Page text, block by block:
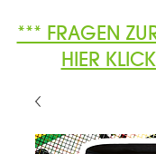
*** FRAGEN
HIER